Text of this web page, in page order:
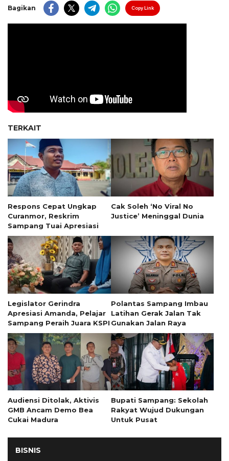
Bagikan Copy Link
TERKAIT
Respons Cepat Ungkap
Curanmor, Reskrim
Sampang Tuai Apresiasi
Cak Soleh ‘No Viral No
Justice’ Meninggal Dunia
Legislator Gerindra
Apresiasi Amanda, Pelajar
Sampang Peraih Juara KSPI
Polantas Sampang Imbau
Latihan Gerak Jalan Tak
Gunakan Jalan Raya
Audiensi Ditolak, Aktivis
GMB Ancam Demo Bea
Cukai Madura
Bupati Sampang: Sekolah
Rakyat Wujud Dukungan
Untuk Pusat
BISNIS